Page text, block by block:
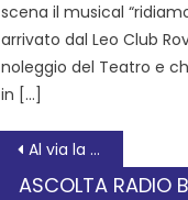
scena il musical
arrivato dal Leo Club
noleggio del Teatro e
in […]
Al via la XVIII edizione di “Libri infiniti”
ASCOLTA RADIO